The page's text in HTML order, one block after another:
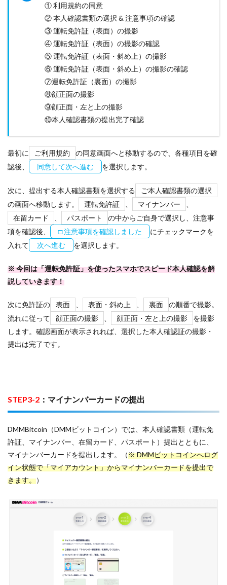
① 利用規約の同意
② 本人確認書類の選択 & 注意事項の確認
③ 運転免許証（表面）の撮影
④ 運転免許証（表面）の撮影の確認
⑤ 運転免許証（表面・斜め上）の撮影
⑥ 運転免許証（表面・斜め上）の撮影の確認
⑦運転免許証（裏面）の撮影
⑧顔正面の撮影
⑨顔正面・左と上の撮影
⑩本人確認書類の提出完了確認
最初に ご利用規約
の同意画面へと移動するので、各種項目を確
認後、
同意して次へ進む を選択します。
次に、提出する本人確認書類を選択する
ご本人確認書類の選択
の画面へ移動します。
運転免許証 マイナンバー
在留カード
パスポート
の中からご自身で選択し、注意事
項を確認後、
□ 注意事項を確認しました
にチェックマークを
入れて
次へ進む を選択します。
※ 今回は「運転免許証」を使ったスマホでスピード本人確認を解
説していきます！
次に免許証の 表面 表面・斜め上 裏面
の順番で撮影。
流れに従って
顔正面の撮影 顔正面・左と上の撮影
を撮影
します。確認画面が表示されれば、選択した本人確認証の撮影・
提出は完了です。
STEP3-2 ：マイナンバーカードの提出
DMMBitcoin（DMMビットコイン）では、本人確認書類（運転免
許証、マイナンバー、在留カード、パスポート）提出とともに、
マイナンバーカードを提出します。（※ DMMビットコインへログ
イン状態で「マイアカウント」からマイナンバーカードを提出で
きます。）